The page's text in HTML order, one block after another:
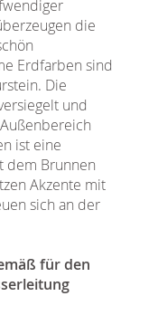
die
Erdfarben sind
Die
und
ist eine
dem Brunnen
Akzente mit
sich an der
für den